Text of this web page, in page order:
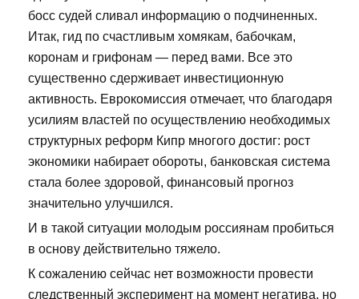
босс судей сливал информацию о подчиненных.
Итак, гид по счастливым хомякам, бабочкам,
коронам и грифонам — перед вами. Все это
существенно сдерживает инвестиционную
активность. Еврокомиссия отмечает, что благодаря
усилиям властей по осуществлению необходимых
структурных реформ Кипр многого достиг: рост
экономики набирает обороты, банковская система
стала более здоровой, финансовый прогноз
значительно улучшился.
И в такой ситуации молодым россиянам пробиться
в основу действительно тяжело.
К сожалению сейчас нет возможности провести
следственный эксперимент на момент негатива, но